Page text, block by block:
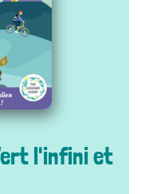
l'infini et